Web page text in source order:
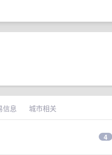
信息 城市相关
4